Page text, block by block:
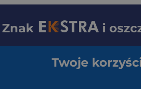
Znak i
Twoje